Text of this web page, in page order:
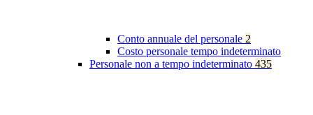
Conto annuale del personale 2
Costo personale tempo indeterminato
Personale non a tempo indeterminato 435